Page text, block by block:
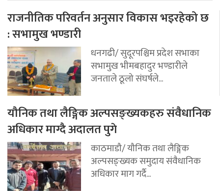
राजनीतिक परिवर्तन अनुसार विकास भइरहेको छ
: सभामुख भण्डारी
धनगढी/ सुदूरपश्चिम प्रदेश सभाका
सभामुख भीमबहादुर भण्डारीले
जनताले ठूलो संघर्षले...
यौनिक तथा लैङ्गिक अल्पसङ्ख्यकहरु संवैधानिक
अधिकार माग्दै अदालत पुगे
काठमाडौ/ यौनिक तथा लैङ्गिक
अल्पसङ्ख्यक समुदाय संवैधानिक
अधिकार माग गर्दै...